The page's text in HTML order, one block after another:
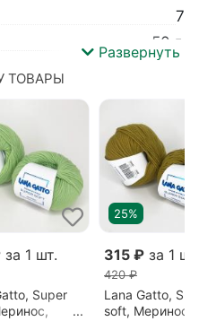
7
50 г.
Фуксия
125 м/50 гр
Меринос 100%
№5
Темная фуксия (13976)
Развернуть
ТОВАРЫ
за 1 шт.
Super
25%
315 ₽ за 1
420 ₽
Lana Gatto,
soft, Меринос,